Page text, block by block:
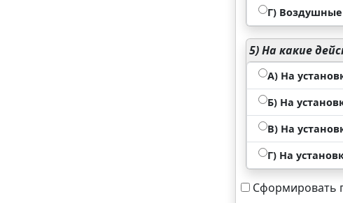
Г)
5)На какие
А) На
Б) На
В) На
Г) На
Сформировать